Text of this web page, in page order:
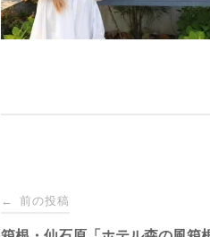
投
← 前の投稿